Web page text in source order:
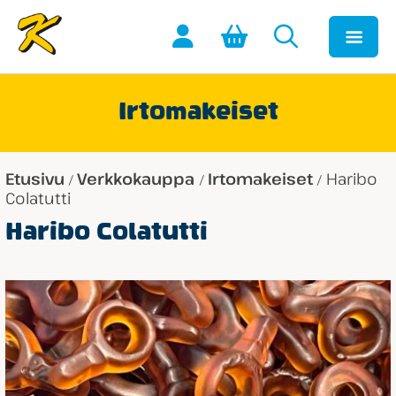
Irtomakeiset
Etusivu / Verkkokauppa / Irtomakeiset / Haribo
Colatutti
Haribo Colatutti